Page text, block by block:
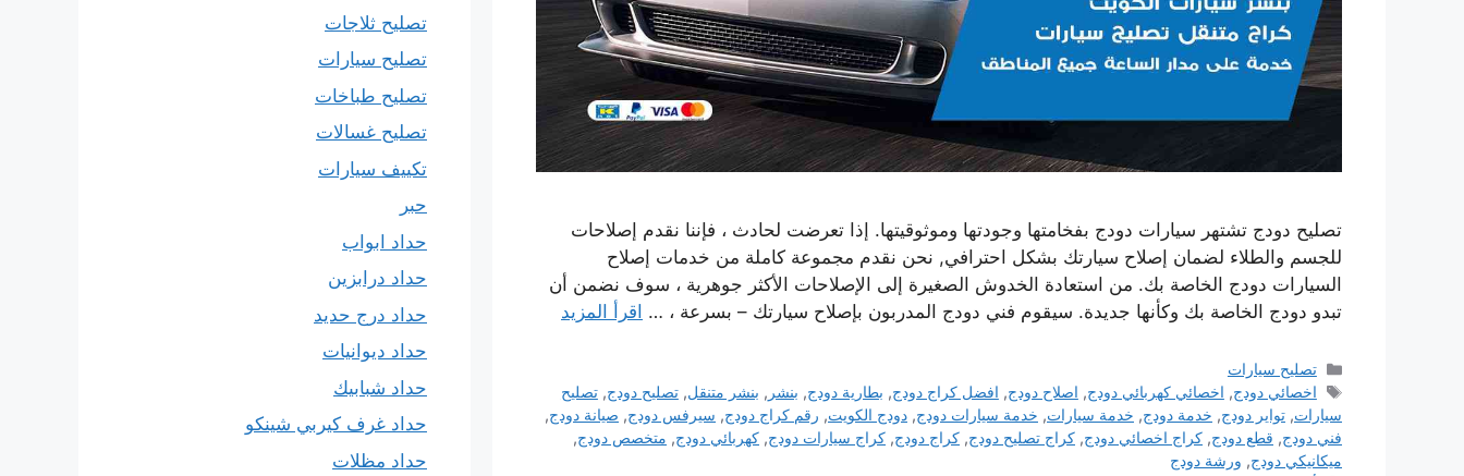
تصليح دودج تشتهر سيارات دودج بفخامتها وجودتها وموثوقيتها. إذا تعرضت لحادث ، فإننا نقدم إصلاحات
للجسم والطلاء لضمان إصلاح سيارتك بشكل احترافي, نحن نقدم مجموعة كاملة من خدمات إصلاح
السيارات دودج الخاصة بك. من استعادة الخدوش الصغيرة إلى الإصلاحات الأكثر جوهرية ، سوف نضمن أن
تبدو دودج الخاصة بك وكأنها جديدة. سيقوم فني دودج المدربون بإصلاح سيارتك – بسرعة ، … اقرأ المزيد
التصنيفات
تصليح سيارات
الوسوم
اخصائي دودج, اخصائي كهربائي دودج, اصلاح دودج, افضل كراج دودج, بطارية دودج, بنشر , بنشر متنقل,تصليح دودج,تصليح
سيارات, تواير دودج, خدمة دودج, خدمة سيارات, خدمة سيارات دودج, دودج الكويت, رقم كراج دودج, سيرفس دودج, صيانة دودج,
فني دودج, قطع دودج, كراج اخصائي دودج, كراج تصليح دودج, كراج دودج, كراج سيارات دودج, كهربائي دودج, متخصص دودج,
ميكانيكي دودج, ورشة دودج
تصليح ثلاجات
تصليح سيارات
تصليح طباخات
تصليح غسالات
تكييف سيارات
حبر
حداد ابواب
حداد درابزين
حداد درج حديد
حداد ديوانيات
حداد شبابيك
حداد غرف كيربي شينكو
حداد مظلات